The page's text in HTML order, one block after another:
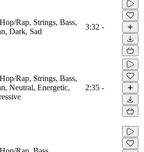
Rap, Strings, Bass,
Dark, Sad
3:32 -
Rap, Strings, Bass,
Neutral, Energetic,
2:35 -